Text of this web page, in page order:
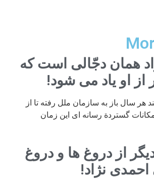
همان دجّالی است که
از او یاد می شود!
هر سال باز به سازمان ملل رفته تا از
گستردة رسانه ای این زمان
از دروغ ها و دروغ
نژاد!